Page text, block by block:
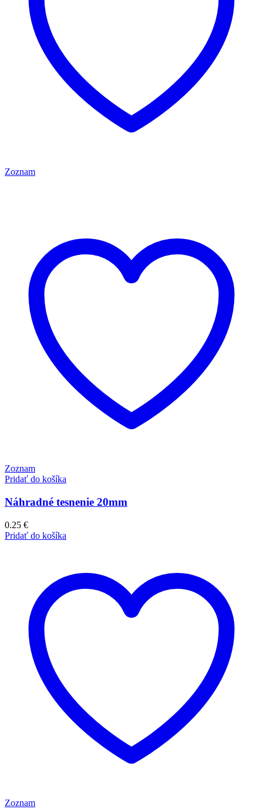
Zoznam
Zoznam
Pridať do košíka
Náhradné tesnenie 20mm
0.25 €
Pridať do košíka
Zoznam